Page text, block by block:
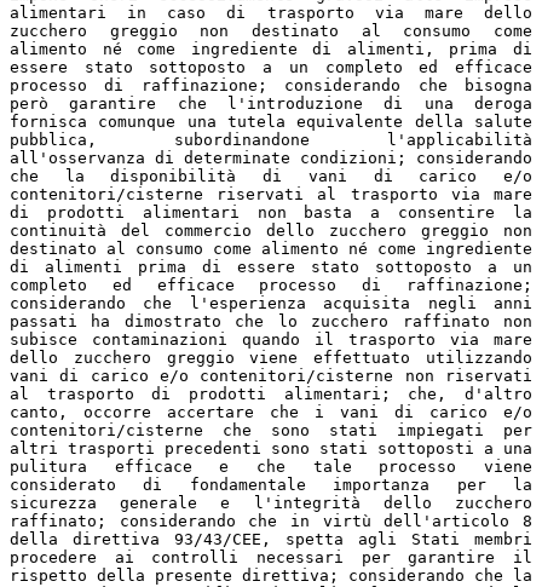
alimentari in caso di trasporto via mare dello
zucchero greggio non destinato al consumo come
alimento né come ingrediente di alimenti, prima di
essere stato sottoposto a un completo ed efficace
processo di raffinazione; considerando che bisogna
però garantire che l'introduzione di una deroga
fornisca comunque una tutela equivalente della salute
pubblica, subordinandone l'applicabilità
all'osservanza di determinate condizioni; considerando
che la disponibilità di vani di carico e/o
contenitori/cisterne riservati al trasporto via mare
di prodotti alimentari non basta a consentire la
continuità del commercio dello zucchero greggio non
destinato al consumo come alimento né come ingrediente
di alimenti prima di essere stato sottoposto a un
completo ed efficace processo di raffinazione;
considerando che l'esperienza acquisita negli anni
passati ha dimostrato che lo zucchero raffinato non
subisce contaminazioni quando il trasporto via mare
dello zucchero greggio viene effettuato utilizzando
vani di carico e/o contenitori/cisterne non riservati
al trasporto di prodotti alimentari; che, d'altro
canto, occorre accertare che i vani di carico e/o
contenitori/cisterne che sono stati impiegati per
altri trasporti precedenti sono stati sottoposti a una
pulitura efficace e che tale processo viene
considerato di fondamentale importanza per la
sicurezza generale e l'integrità dello zucchero
raffinato; considerando che in virtù dell'articolo 8
della direttiva 93/43/CEE, spetta agli Stati membri
procedere ai controlli necessari per garantire il
rispetto della presente direttiva; considerando che la